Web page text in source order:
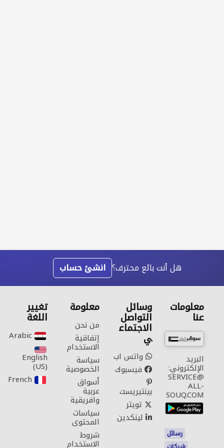
هل أنت بائع محترف؟ انشئ حساب
معلومات
عنا
البريد
الإلكتروني:
SERVICE@
ALL-
SOUQ.COM
رسائل
وسائل
التواصل
الاجتماع
ي
واتس اب
فيسبوك
بينتيريست
تويتر
لينكدين
معلومة
من نحن
إتفاقية
الاستخدام
سياسة
الخصوصية
أسواق
عربية
وافريقية
سياسات
المحتوى
شروط
الاستخدام
تغيير
اللغة
Arabic‎
English
(US)‎
French‎